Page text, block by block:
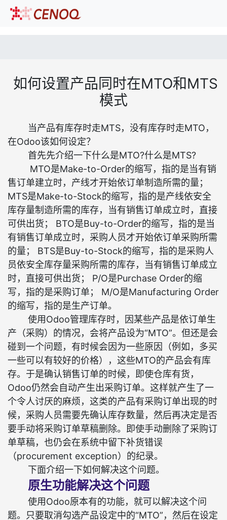
如何设置产品同时在MTO和MTS
模式
当产品有库存时走MTS，没有库存时走MTO，
在Odoo该如何设定？
首先先介绍一下什么是MTO?什么是MTS?
MTO是Make-to-Order的缩写，指的是当有销
售订单建立时，产线才开始依订单制造所需的量；
MTS是Make-to-Stock的缩写，指的是产线依安全
库存量制造所需的库存，当有销售订单成立时，直接
可供出货； BTO是Buy-to-Order的缩写，指的是当
有销售订单成立时，采购人员才开始依订单采购所需
的量； BTS是Buy-to-Stock的缩写，指的是采购人
员依安全库存量采购所需的库存，当有销售订单成立
时，直接可供出货； P/O是Purchase Order的缩
写，指的是采购订单； M/O是Manufacturing Order
的缩写，指的是生产订单。
使用Odoo管理库存时，因某些产品是依订单生
产（采购）的情况，会将产品设为“MTO”。但还是会
碰到一个问题，有时候会因为一些原因（例如，多买
一些可以有较好的价格），这些MTO的产品会有库
存。于是确认销售订单的时候，即使仓库有货，
Odoo仍然会自动产生出采购订单。这样就产生了一
个令人讨厌的麻烦，这类的产品有采购订单出现的时
候，采购人员需要先确认库存数量，然后再决定是否
要手动将采购订单草稿删除。即使手动删除了采购订
单草稿，也仍会在系统中留下补货错误
（procurement exception）的纪录。
下面介绍一下如何解决这个问题。
原生功能解决这个问题
使用Odoo原本有的功能，就可以解决这个问
题。只要取消勾选产品设定中的“MTO”，然后在设定